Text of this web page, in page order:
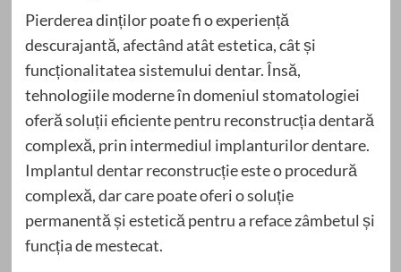
Pierderea dinților poate fi o experiență
descurajantă, afectând atât estetica, cât și
funcționalitatea sistemului dentar. Însă,
tehnologiile moderne în domeniul stomatologiei
oferă soluții eficiente pentru reconstrucția dentară
complexă, prin intermediul implanturilor dentare.
Implantul dentar reconstrucție este o procedură
complexă, dar care poate oferi o soluție
permanentă și estetică pentru a reface zâmbetul și
funcția de mestecat.